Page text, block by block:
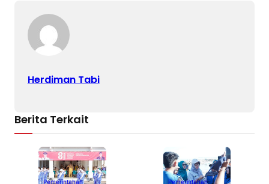
Herdiman Tabi
Berita Terkait
Pemerintahan Pemerintahan